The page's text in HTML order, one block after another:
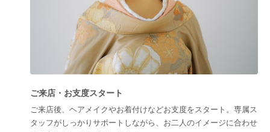
ご来店・お支度スタート
ご来店後、ヘアメイクやお着付けなどお支度をスタート。専属ス
タッフがしっかりサポートしながら、お二人のイメージに合わせ